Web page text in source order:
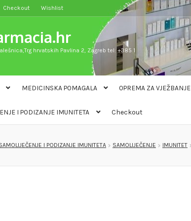
Checkout Wishlist
hrvatskih Pavlina 2, Zagreb tel: +385 1
MEDICINSKA POMAGALA OPREMA ZA VJEŽBANJE
I PODIZANJE IMUNITETA Checkout
I PODIZANJE IMUNITETA SAMOLIJEČENJE IMUNITET